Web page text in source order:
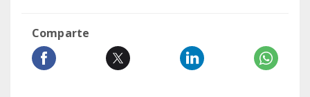
Comparte